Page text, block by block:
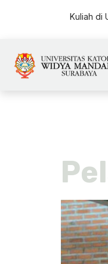
Kuliah di